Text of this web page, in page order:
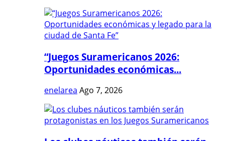
“Juegos Suramericanos 2026:
Oportunidades económicas...
enelarea Ago 7, 2026